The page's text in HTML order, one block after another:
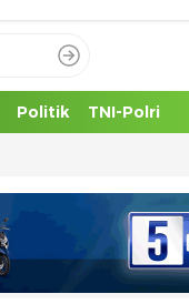
Politik TNI-Polri